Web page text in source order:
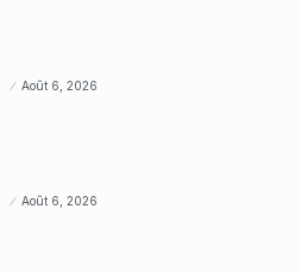
Août 6, 2026
Août 6, 2026